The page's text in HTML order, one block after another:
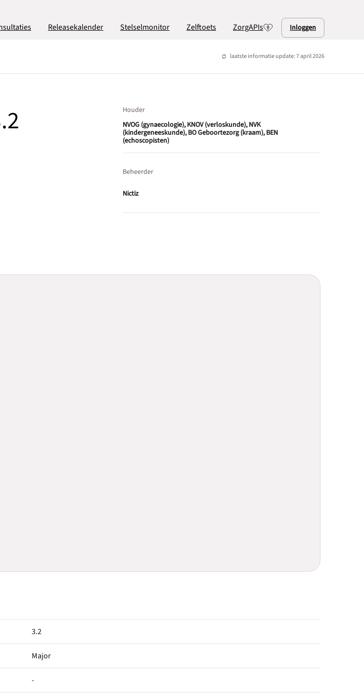
Releasekalender Stelselmonitor Zelftoets ZorgAPIs Inloggen
laatste informatie update: 7 april 2026
Houder
NVOG (gynaecologie), KNOV (verloskunde), NVK
(kindergeneeskunde), BO Geboortezorg (kraam), BEN
(echoscopisten)
Beheerder
Nictiz
3.2
Major
-